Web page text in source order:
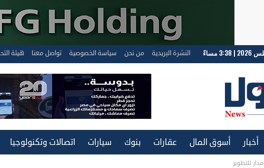
النشرة البريدية من نحن سياسة الخصوصية تواصل معنا هيئة
أخبار أسوق المال عقارات بنوك سيارات اتصالات وتكنولوجيا
مدار للتطوير